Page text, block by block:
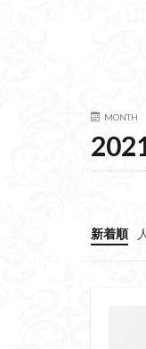
MONTH
新着順